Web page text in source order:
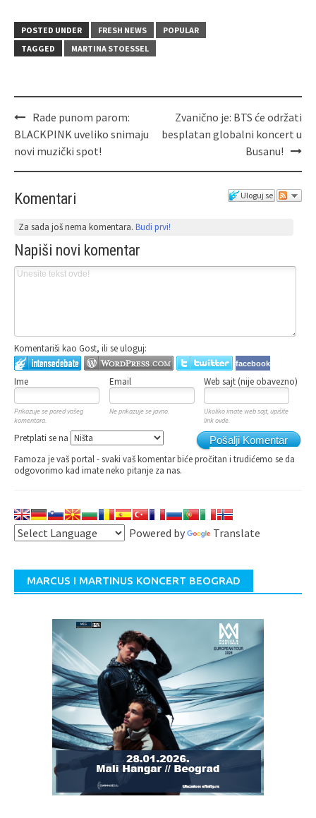
POSTED UNDER FRESH NEWS
POPULAR
TAGGED
MARTINA STOESSEL
Rade punom parom:
BLACKPINK uveliko snimaju
novi muzički spot!
Zvanično je: BTS će održati
besplatan globalni koncert u
Busanu!
Uloguj se
Komentari
Za sada još nema komentara.Budi prvi!
Napiši novi komentar
Komentariši kao Gost, ili se uloguj:
facebook
Ime Email Web sajt (nije obavezno)
Prikazuje se pored vašeg
komentara.
Ne prikazuje se javno.
Ukoliko imate web sajt, upišite
link ovde.
Pošalji Komentar
Pretplati se na
Famoza je vaš portal - svaki vaš komentar biće pročitan i trudićemo se da
odgovorimo kad imate neko pitanje za nas.
Powered by Translate
MARCUS I MARTINUS KONCERT BEOGRAD